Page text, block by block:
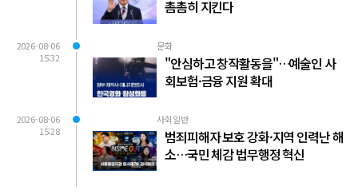
촘촘히 지킨다
2026-08-06
15:32
문화
"안심하고 창작활동을"…예술인 사
회보험·금융 지원 확대
2026-08-06
15:28
사회일반
범죄피해자 보호 강화·지역 인력난 해
소…국민 체감 법무행정 혁신